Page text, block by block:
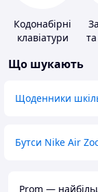
Кодонабірні
клавіатури
Що шукають
Щоденники
Бутси Nike Air
Prom —